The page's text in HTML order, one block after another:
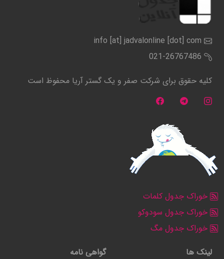
info [at] jadvalonline [dot] com
021-26767486
کلیه حقوق برای شرکت صفر و یک گستر آریا محفوظ است
خوراک جدول کلمات
خوراک جدول سودوکو
خوراک جدول مگ
لینک ها
گواهی نامه